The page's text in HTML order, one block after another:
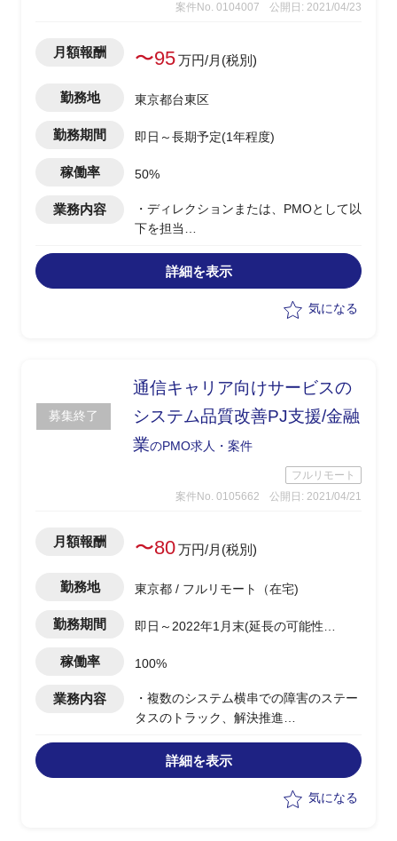
案件No. 0104007
公開日: 2021/04/23
月額報酬 〜95万円/月(税別)
勤務地 東京都台東区
勤務期間 即日～長期予定(1年程度)
稼働率 50%
業務内容
・ディレクションまたは、PMOとして以
下を担当
対応を元に課題を設定
-改修のためのシステム化一連のプロ
詳細を表示
気になる
募集終了
通信キャリア向けサービスの
システム品質改善PJ支援/金融
業のPMO求人・案件
フルリモート
案件No. 0105662
公開日: 2021/04/21
月額報酬 〜80万円/月(税別)
勤務地 東京都 / フルリモート（在宅)
勤務期間
即日～2022年1月末(延長の可能性あ
稼働率 100%
業務内容
・複数のシステム横串での障害のステー
タスのトラック、解決推進
ント向け毎週報告作成
・システム品質改善プロセスの改善、標
詳細を表示
気になる